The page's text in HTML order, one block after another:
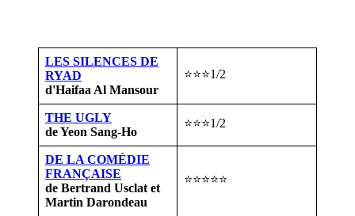
LES SILENCES DE
RYAD
d'Haifaa Al Mansour
⭐⭐⭐1/2
THE UGLY
de Yeon Sang-Ho
⭐⭐⭐1/2
DE LA COMÉDIE
FRANÇAISE
de Bertrand Usclat et
Martin Darondeau
⭐⭐⭐⭐⭐